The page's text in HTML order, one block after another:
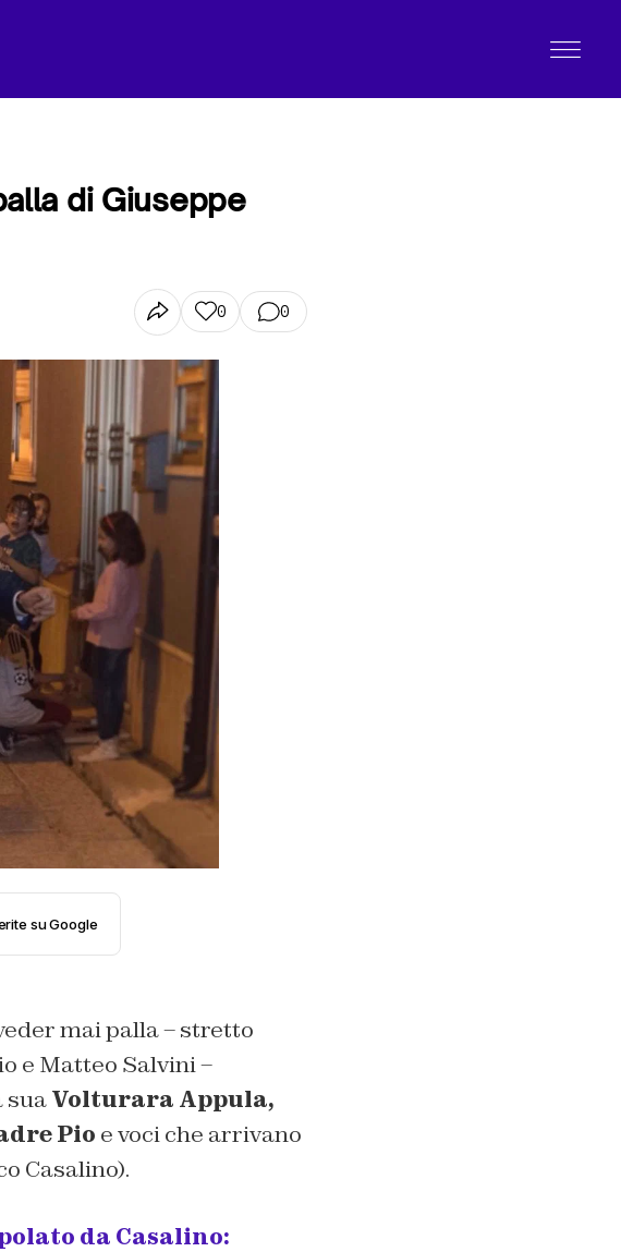
di Giuseppe
0 0
su Google
mai palla – stretto
e Matteo Salvini –
suaVolturara Appula,
Pio e voci che arrivano
Casalino).
da Casalino: